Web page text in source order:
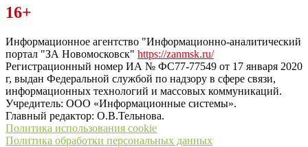
Читайте последние новости дня в Тульской области на сайте
“ЗаНовомосковск”
16+
Информационное агентство "Информационно-аналитический
портал "ЗА Новомосковск" https://zanmsk.ru/
Регистрационный номер ИА № ФС77-77549 от 17 января 2020
г, выдан Федеральной службой по надзору в сфере связи,
информационных технологий и массовых коммуникаций.
Учредитель: ООО «Информационные системы».
Главный редактор: О.В.Тельнова.
Политика использования cookie
Политика обработки персональных данных